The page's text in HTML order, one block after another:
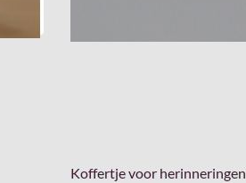
Koffertje voor herinneringen